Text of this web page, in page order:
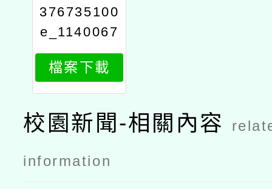
376735100
e_1140067
466_attach
1
檔案下載
校園新聞-相關內容
information